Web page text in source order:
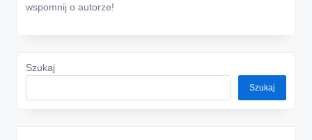
wspomnij o autorze!
Szukaj
Szukaj